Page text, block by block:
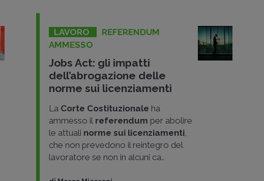
LAVORO
REFERENDUM
AMMESSO
Jobs Act: gli impatti
dell’abrogazione delle
norme sui licenziamenti
La Corte Costituzionale ha
ammesso il referendum per abolire
le attuali norme sui licenziamenti,
che non prevedono il reintegro del
lavoratore se non in alcuni ca..